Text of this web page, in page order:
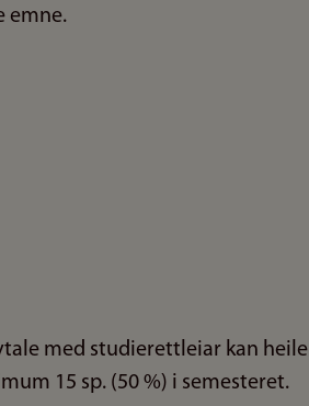
emne.
med studierettleiar kan heile
15 sp. (50 %) i semesteret.